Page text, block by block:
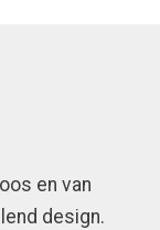
en van
design.